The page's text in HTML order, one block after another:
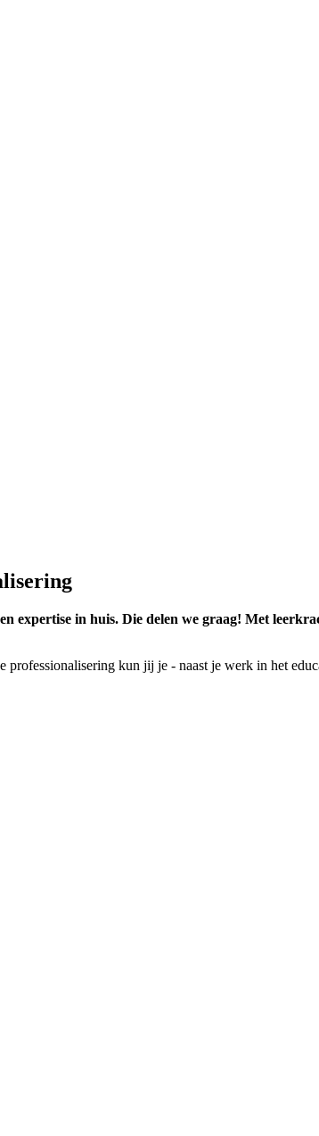
expertise in huis. Die delen we graag! Met
professionalisering kun jij je - naast je werk in het